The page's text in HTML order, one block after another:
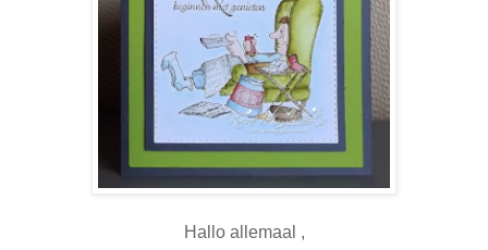
Hallo allemaal ,